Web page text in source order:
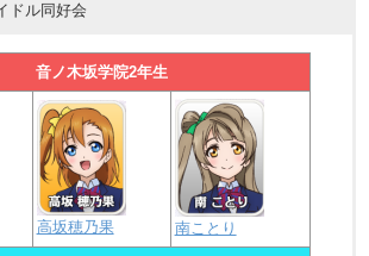
ドル同好会
音ノ木坂学院2年生
高坂穂乃果 南ことり